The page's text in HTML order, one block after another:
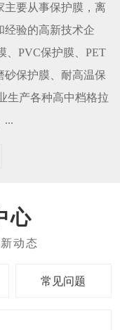
要从事保护膜，离
经验的高新技术企
、PVC保护膜、PET
砂保护膜、耐高温保
产各种高中档格拉
...
心
常见问题